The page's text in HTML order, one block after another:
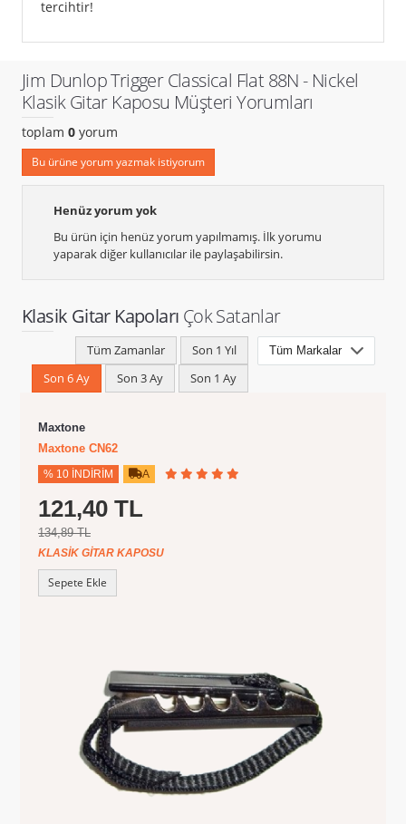
tercihtir!
Jim Dunlop Trigger Classical Flat 88N - Nickel
Klasik Gitar Kaposu Müşteri Yorumları
toplam 0 yorum
Bu ürüne yorum yazmak istiyorum
Henüz yorum yok
Bu ürün için henüz yorum yapılmamış. İlk yorumu
yaparak diğer kullanıcılar ile paylaşabilirsin.
Klasik Gitar Kapoları Çok Satanlar
Tüm Zamanlar
Son 1 Yıl
Son 6 Ay
Son 3 Ay Son 1 Ay
Maxtone
Maxtone CN62
% 10 İNDIRIM A
121,40 TL
134,89 TL
KLASIK GITAR KAPOSU
Sepete Ekle